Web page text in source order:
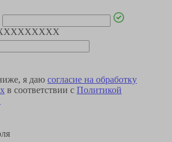
я даю согласие на обработку
в соответствии с Политикой